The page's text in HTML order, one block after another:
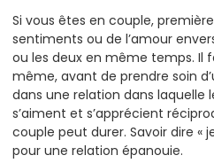
Si vous êtes en couple,
sentiments ou de l’amour
ou les deux en même temps. Il
même, avant de prendre soin
dans une relation dans laquelle
s’aiment et s’apprécient
couple peut durer. Savoir dire «
pour une relation épanouie.